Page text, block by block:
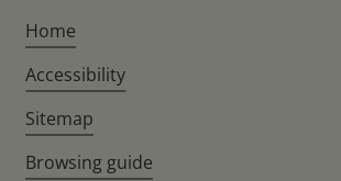
Home
Accessibility
Sitemap
Browsing guide